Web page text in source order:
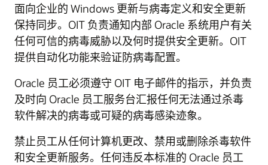
面向企业的 Windows 更新与病毒定义和安全更新
保持同步。OIT 负责通知内部 Oracle 系统用户有关
任何可信的病毒威胁以及何时提供安全更新。OIT
提供自动化功能来验证防病毒配置。
Oracle 员工必须遵守 OIT 电子邮件的指示，并负责
及时向 Oracle 员工服务台汇报任何无法通过杀毒
软件解决的病毒或可疑的病毒感染迹象。
禁止员工从任何计算机更改、禁用或删除杀毒软件
和安全更新服务。任何违反本标准的 Oracle 员工